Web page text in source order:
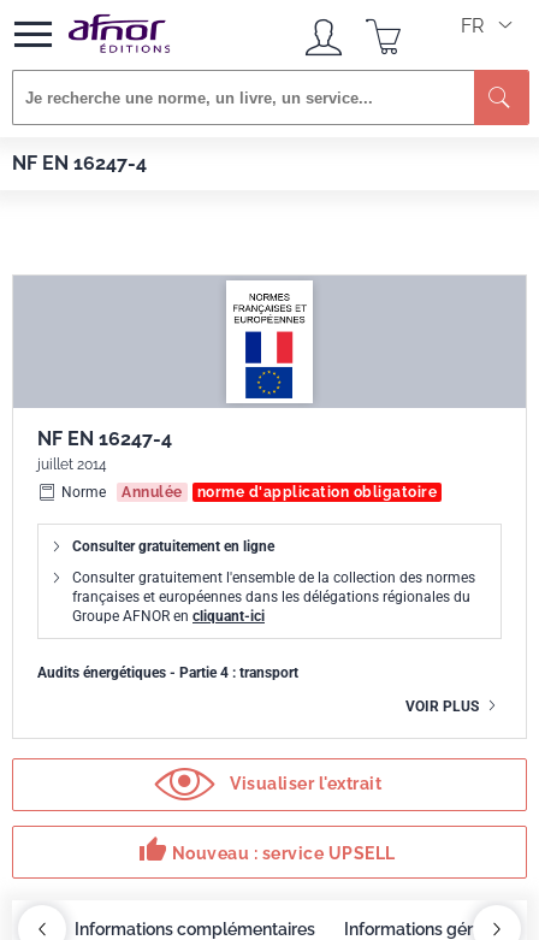
FR
NF EN 16247-4
Afnor EDITIONS Normes
NF EN 16247-4
juillet 2014
Norme
Annulée norme d'application obligatoire
Consulter gratuitement en ligne
Consulter gratuitement l'ensemble de la collection des normes
françaises et européennes dans les délégations régionales du
Groupe AFNOR en cliquant-ici
Audits énergétiques - Partie 4 : transport
VOIR PLUS
Visualiser l'extrait
thumb_up Nouveau : service UPSELL
Informations complémentaires Informations générales